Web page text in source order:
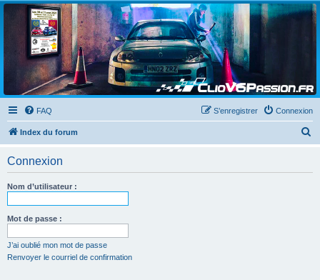
Clio V6 Passion
Le site français des passionnés de Clio V6
FAQ Connexion
S’enregistrer
Index du forum
Connexion
Nom d’utilisateur :
Mot de passe :
J’ai oublié mon mot de passe
Renvoyer le courriel de confirmation